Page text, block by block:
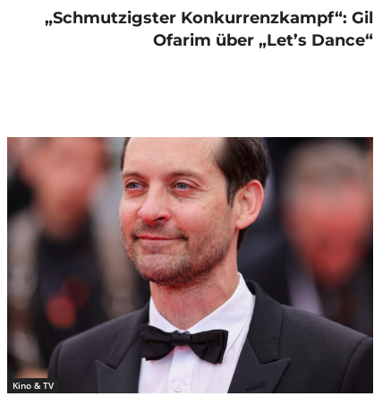
„Schmutzigster Konkurrenzkampf“: Gil
Ofarim über „Let’s Dance“
Kino & TV